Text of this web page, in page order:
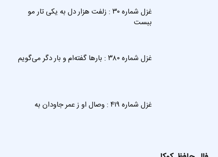
غزل شماره ۳۰ : زلفت هزار دل به یکی تار مو
ببست
غزل شماره ۳۸۰ : بارها گفته‌ام و بار دگر می‌گویم
غزل شماره ۴۱۹ : وصال او ز عمر جاودان به